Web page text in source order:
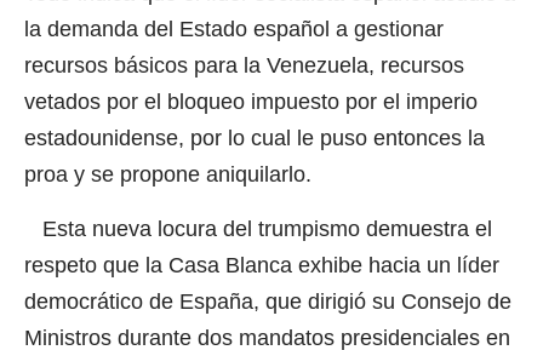
la demanda del Estado español a gestionar
recursos básicos para la Venezuela, recursos
vetados por el bloqueo impuesto por el imperio
estadounidense, por lo cual le puso entonces la
proa y se propone aniquilarlo.
Esta nueva locura del trumpismo demuestra el
respeto que la Casa Blanca exhibe hacia un líder
democrático de España, que dirigió su Consejo de
Ministros durante dos mandatos presidenciales en